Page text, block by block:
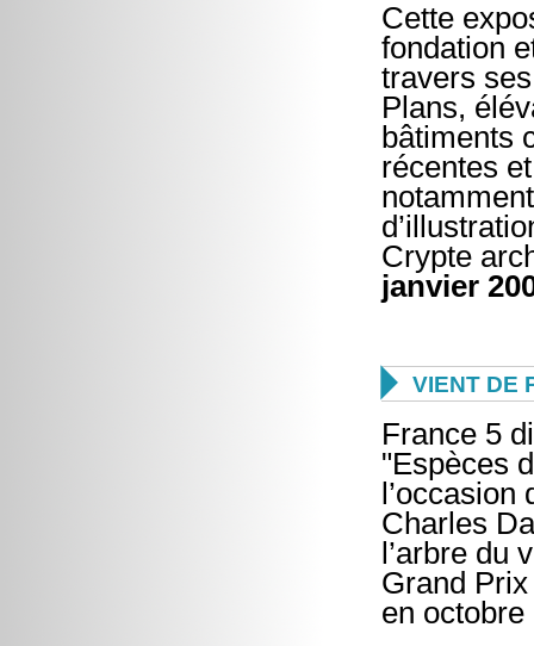
Cette
fondation
travers
Plans,
bâtiments
récentes
Crypte
janvier
 VIENT DE
France 5
"Espèces
Charles
l’arbre du
Grand
en octobre